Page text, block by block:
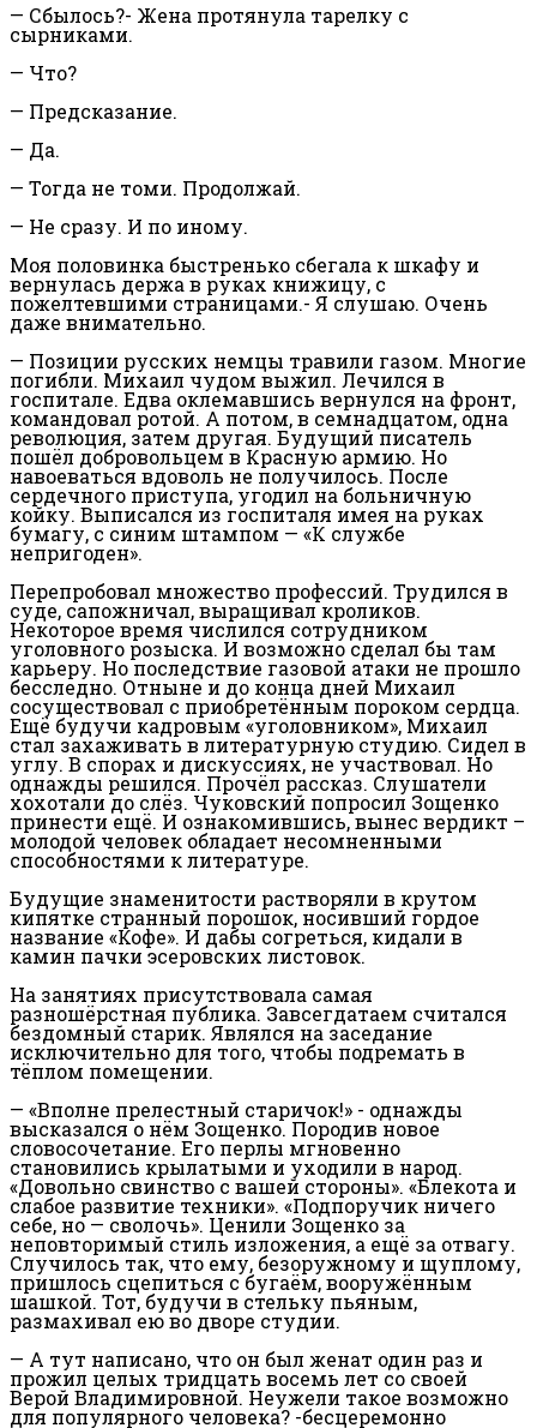
— Сбылось?- Жена протянула тарелку с
сырниками.
— Что?
— Предсказание.
— Да.
— Тогда не томи. Продолжай.
— Не сразу. И по иному.
Моя половинка быстренько сбегала к шкафу и
вернулась держа в руках книжицу, с
пожелтевшими страницами.- Я слушаю. Очень
даже внимательно.
— Позиции русских немцы травили газом. Многие
погибли. Михаил чудом выжил. Лечился в
госпитале. Едва оклемавшись вернулся на фронт,
командовал ротой. А потом, в семнадцатом, одна
революция, затем другая. Будущий писатель
пошёл добровольцем в Красную армию. Но
навоеваться вдоволь не получилось. После
сердечного приступа, угодил на больничную
койку. Выписался из госпиталя имея на руках
бумагу, с синим штампом — «К службе
непригоден».
Перепробовал множество профессий. Трудился в
суде, сапожничал, выращивал кроликов.
Некоторое время числился сотрудником
уголовного розыска. И возможно сделал бы там
карьеру. Но последствие газовой атаки не прошло
бесследно. Отныне и до конца дней Михаил
сосуществовал с приобретённым пороком сердца.
Ещё будучи кадровым «уголовником», Михаил
стал захаживать в литературную студию. Сидел в
углу. В спорах и дискуссиях, не участвовал. Но
однажды решился. Прочёл рассказ. Слушатели
хохотали до слёз. Чуковский попросил Зощенко
принести ещё. И ознакомившись, вынес вердикт –
молодой человек обладает несомненными
способностями к литературе.
Будущие знаменитости растворяли в крутом
кипятке странный порошок, носивший гордое
название «Кофе». И дабы согреться, кидали в
камин пачки эсеровских листовок.
На занятиях присутствовала самая
разношёрстная публика. Завсегдатаем считался
бездомный старик. Являлся на заседание
исключительно для того, чтобы подремать в
тёплом помещении.
— «Вполне прелестный старичок!» - однажды
высказался о нём Зощенко. Породив новое
словосочетание. Его перлы мгновенно
становились крылатыми и уходили в народ.
«Довольно свинство с вашей стороны». «Блекота и
слабое развитие техники». «Подпоручик ничего
себе, но — сволочь». Ценили Зощенко за
неповторимый стиль изложения, а ещё за отвагу.
Случилось так, что ему, безоружному и щуплому,
пришлось сцепиться с бугаём, вооружённым
шашкой. Тот, будучи в стельку пьяным,
размахивал ею во дворе студии.
— А тут написано, что он был женат один раз и
прожил целых тридцать восемь лет со своей
Верой Владимировной. Неужели такое возможно
для популярного человека? -бесцеремонно